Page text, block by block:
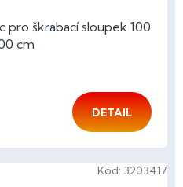
pro škrabací sloupek 100
cm
DETAIL
Kód: 3203417